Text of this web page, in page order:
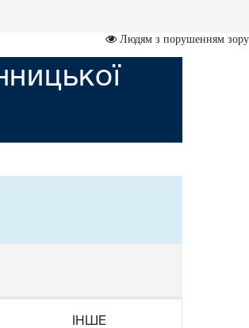
Людям з порушенням зору
ІНШЕ